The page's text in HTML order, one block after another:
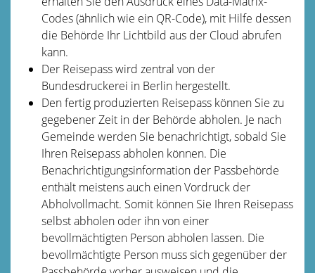
Codes (ähnlich wie ein QR-Code), mit Hilfe dessen
die Behörde Ihr Lichtbild aus der Cloud abrufen
kann.
Der Reisepass wird zentral von der
Bundesdruckerei in Berlin hergestellt.
Den fertig produzierten Reisepass können Sie zu
gegebener Zeit in der Behörde abholen. Je nach
Gemeinde werden Sie benachrichtigt, sobald Sie
Ihren Reisepass abholen können. Die
Benachrichtigungsinformation der Passbehörde
enthält meistens auch einen Vordruck der
Abholvollmacht. Somit können Sie Ihren Reisepass
selbst abholen oder ihn von einer
bevollmächtigten Person abholen lassen. Die
bevollmächtigte Person muss sich gegenüber der